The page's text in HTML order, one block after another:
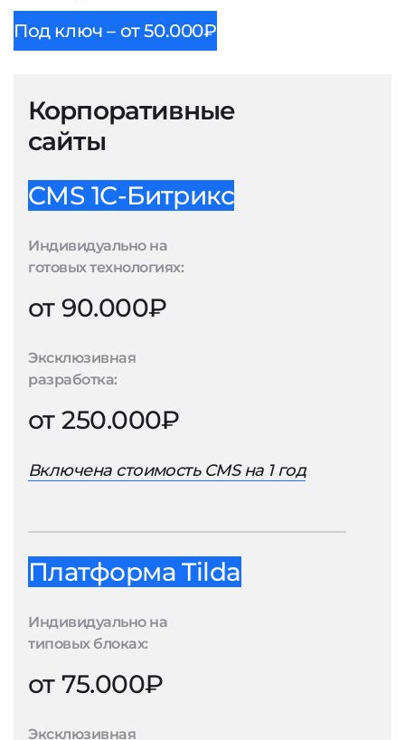
Под ключ – от 50.000₽
Корпоративные
сайты
CMS 1С-Битрикс
Индивидуально на
готовых технологиях:
от 90.000₽
Эксклюзивная
разработка:
от 250.000₽
Включена стоимость CMS на 1 год
Платформа Tilda
Индивидуально на
типовых блоках:
от 75.000₽
Эксклюзивная